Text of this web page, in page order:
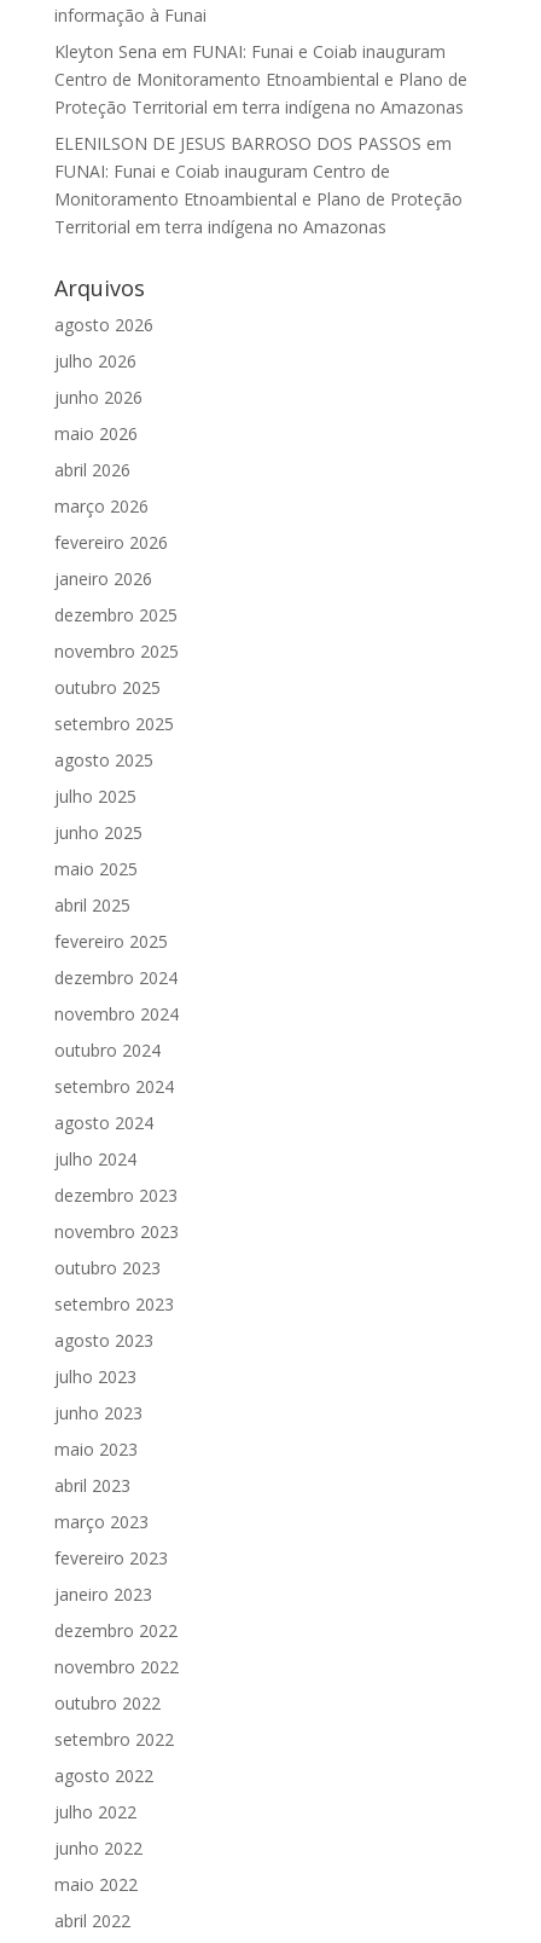
informação à Funai
Kleyton Sena em FUNAI: Funai e Coiab inauguram
Centro de Monitoramento Etnoambiental e Plano de
Proteção Territorial em terra indígena no Amazonas
ELENILSON DE JESUS BARROSO DOS PASSOS em
FUNAI: Funai e Coiab inauguram Centro de
Monitoramento Etnoambiental e Plano de Proteção
Territorial em terra indígena no Amazonas
Arquivos
agosto 2026
julho 2026
junho 2026
maio 2026
abril 2026
março 2026
fevereiro 2026
janeiro 2026
dezembro 2025
novembro 2025
outubro 2025
setembro 2025
agosto 2025
julho 2025
junho 2025
maio 2025
abril 2025
fevereiro 2025
dezembro 2024
novembro 2024
outubro 2024
setembro 2024
agosto 2024
julho 2024
dezembro 2023
novembro 2023
outubro 2023
setembro 2023
agosto 2023
julho 2023
junho 2023
maio 2023
abril 2023
março 2023
fevereiro 2023
janeiro 2023
dezembro 2022
novembro 2022
outubro 2022
setembro 2022
agosto 2022
julho 2022
junho 2022
maio 2022
abril 2022